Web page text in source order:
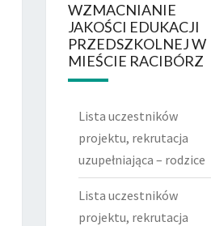
WZMACNIANIE
JAKOŚCI EDUKACJI
PRZEDSZKOLNEJ W
MIEŚCIE RACIBÓRZ
Lista uczestników
projektu, rekrutacja
uzupełniająca – rodzice
Lista uczestników
projektu, rekrutacja